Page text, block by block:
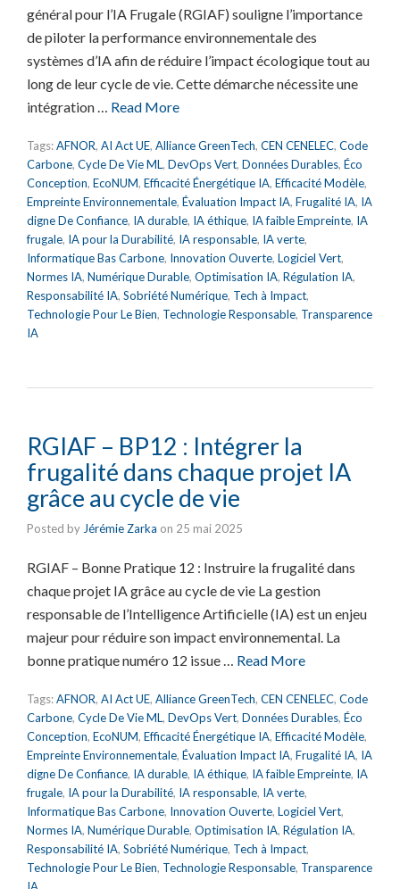
général pour l’IA Frugale (RGIAF) souligne l’importance
de piloter la performance environnementale des
systèmes d’IA afin de réduire l’impact écologique tout au
long de leur cycle de vie. Cette démarche nécessite une
intégration … Read More
Tags:AFNOR, AI Act UE, Alliance GreenTech, CEN CENELEC, Code
Carbone, Cycle De Vie ML, DevOps Vert, Données Durables, Éco
Conception, EcoNUM, Efficacité Énergétique IA, Efficacité Modèle,
Empreinte Environnementale, Évaluation Impact IA, Frugalité IA, IA
digne De Confiance, IA durable, IA éthique, IA faible Empreinte, IA
frugale, IA pour la Durabilité, IA responsable, IA verte,
Informatique Bas Carbone, Innovation Ouverte, Logiciel Vert,
Normes IA, Numérique Durable, Optimisation IA, Régulation IA,
Responsabilité IA, Sobriété Numérique, Tech à Impact,
Technologie Pour Le Bien, Technologie Responsable, Transparence
IA
RGIAF – BP12 : Intégrer la
frugalité dans chaque projet IA
grâce au cycle de vie
Posted by Jérémie Zarka on 25 mai 2025
RGIAF – Bonne Pratique 12 : Instruire la frugalité dans
chaque projet IA grâce au cycle de vie La gestion
responsable de l’Intelligence Artificielle (IA) est un enjeu
majeur pour réduire son impact environnemental. La
bonne pratique numéro 12 issue … Read More
Tags:AFNOR, AI Act UE, Alliance GreenTech, CEN CENELEC, Code
Carbone, Cycle De Vie ML, DevOps Vert, Données Durables, Éco
Conception, EcoNUM, Efficacité Énergétique IA, Efficacité Modèle,
Empreinte Environnementale, Évaluation Impact IA, Frugalité IA, IA
digne De Confiance, IA durable, IA éthique, IA faible Empreinte, IA
frugale, IA pour la Durabilité, IA responsable, IA verte,
Informatique Bas Carbone, Innovation Ouverte, Logiciel Vert,
Normes IA, Numérique Durable, Optimisation IA, Régulation IA,
Responsabilité IA, Sobriété Numérique, Tech à Impact,
Technologie Pour Le Bien, Technologie Responsable, Transparence